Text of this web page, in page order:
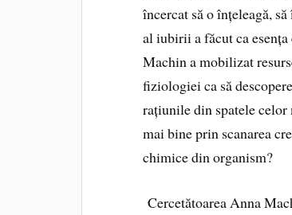
încercat să o înțeleagă,
al iubirii a făcut ca
Machin a mobilizat
fiziologiei ca să
rațiunile din spatele celor
mai bine prin scanarea
chimice din organism?
Cercetătoarea Anna